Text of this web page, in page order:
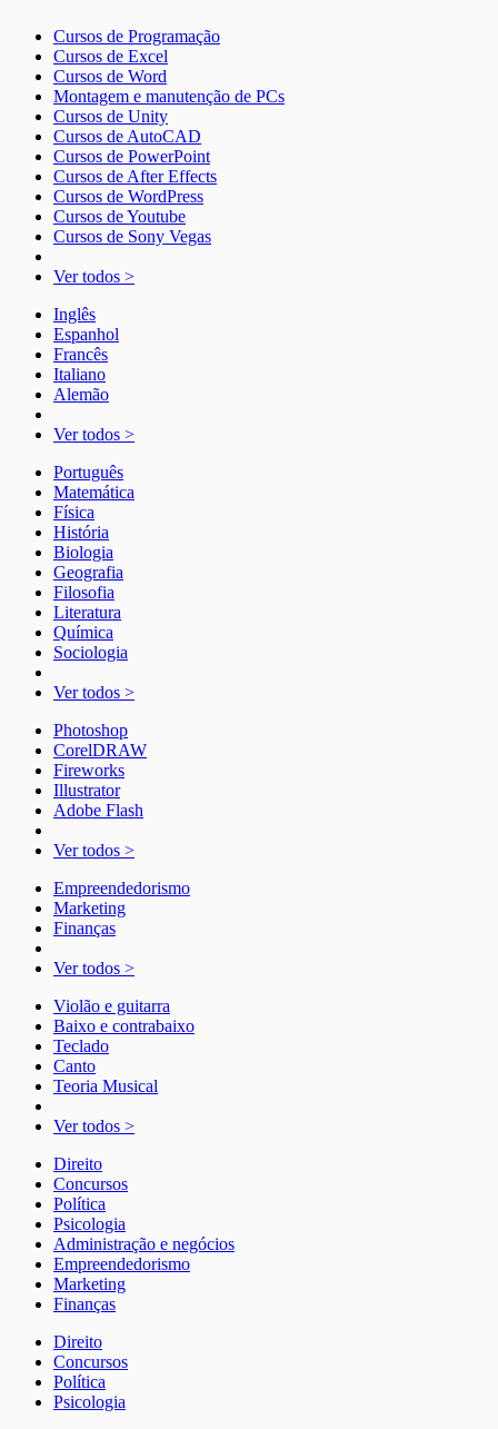
Cursos de Programação
Cursos de Excel
Cursos de Word
Montagem e manutenção de PCs
Cursos de Unity
Cursos de AutoCAD
Cursos de PowerPoint
Cursos de After Effects
Cursos de WordPress
Cursos de Youtube
Cursos de Sony Vegas
Ver todos >
Inglês
Espanhol
Francês
Italiano
Alemão
Ver todos >
Português
Matemática
Física
História
Biologia
Geografia
Filosofia
Literatura
Química
Sociologia
Ver todos >
Photoshop
CorelDRAW
Fireworks
Illustrator
Adobe Flash
Ver todos >
Empreendedorismo
Marketing
Finanças
Ver todos >
Violão e guitarra
Baixo e contrabaixo
Teclado
Canto
Teoria Musical
Ver todos >
Direito
Concursos
Política
Psicologia
Administração e negócios
Empreendedorismo
Marketing
Finanças
Direito
Concursos
Política
Psicologia